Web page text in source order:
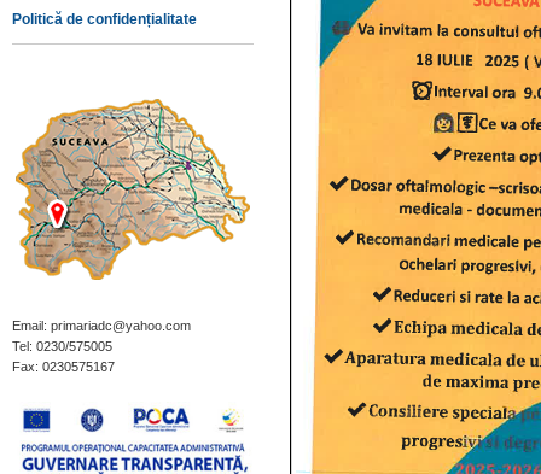
Politică de confidențialitate
Email: primariadc@yahoo.com
Tel: 0230/575005
Fax: 0230575167